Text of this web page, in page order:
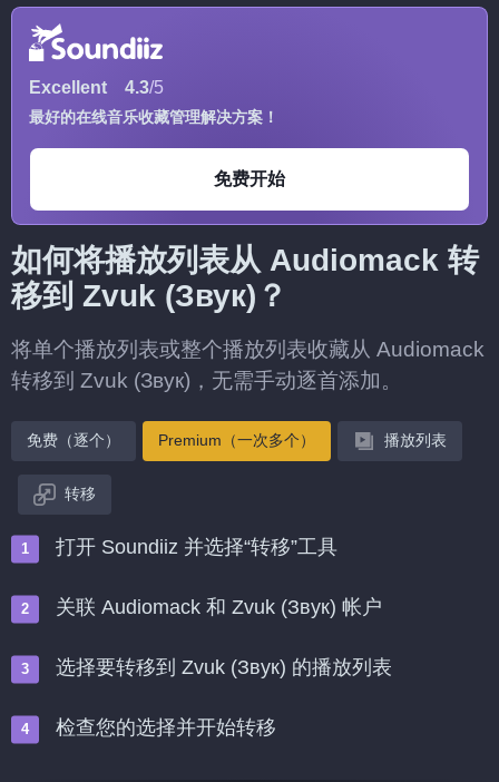
Excellent 4.3/5
最好的在线音乐收藏管理解决方案！
免费开始
如何将播放列表从 Audiomack 转
移到 Zvuk (Звук)？
将单个播放列表或整个播放列表收藏从 Audiomack
转移到 Zvuk (Звук)，无需手动逐首添加。
免费（逐个） Premium（一次多个） 播放列表
转移
打开 Soundiiz 并选择“转移”工具
关联 Audiomack 和 Zvuk (Звук) 帐户
选择要转移到 Zvuk (Звук) 的播放列表
检查您的选择并开始转移